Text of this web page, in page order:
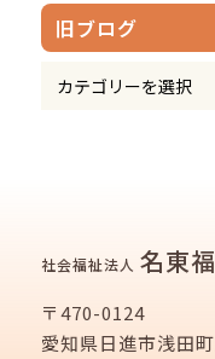
旧ブログ
社会福祉法人 名東
〒470-0124
愛知県日進市浅田